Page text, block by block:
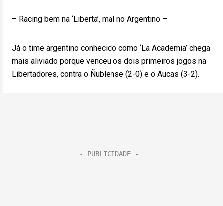
– Racing bem na ‘Liberta’, mal no Argentino –
Já o time argentino conhecido como ‘La Academia’ chega
mais aliviado porque venceu os dois primeiros jogos na
Libertadores, contra o Ñublense (2-0) e o Aucas (3-2).